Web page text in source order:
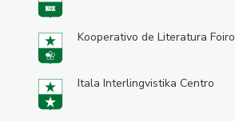
Kooperativo de Literatura Foiro
Itala Interlingvistika Centro